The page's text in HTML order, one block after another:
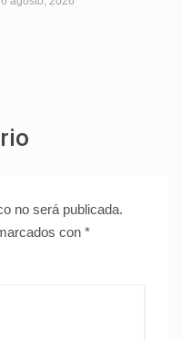
no será publicada.
con *